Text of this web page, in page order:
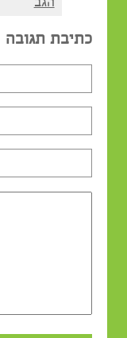
כלום לא הבנתי
הגב
כתיבת תגובה